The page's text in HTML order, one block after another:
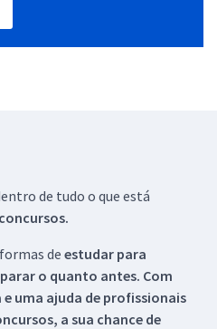
de tudo o que está
concursos.
de estudar para
o quanto antes. Com
uma ajuda de profissionais
a sua chance de